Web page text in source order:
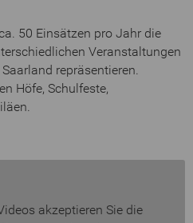
50 Einsätzen pro Jahr die
Veranstaltungen
repräsentieren.
Höfe, Schulfeste,
akzeptieren Sie die